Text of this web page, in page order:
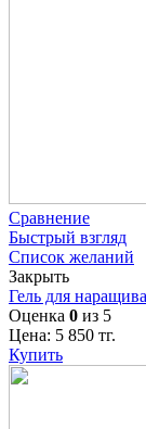
Сравнение
Быстрый взгляд
Список желаний
Закрыть
Гель для
Оценка 0 из 5
Цена: 5 850 тг.
Купить